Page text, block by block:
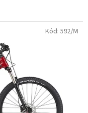
Kód: 592/M